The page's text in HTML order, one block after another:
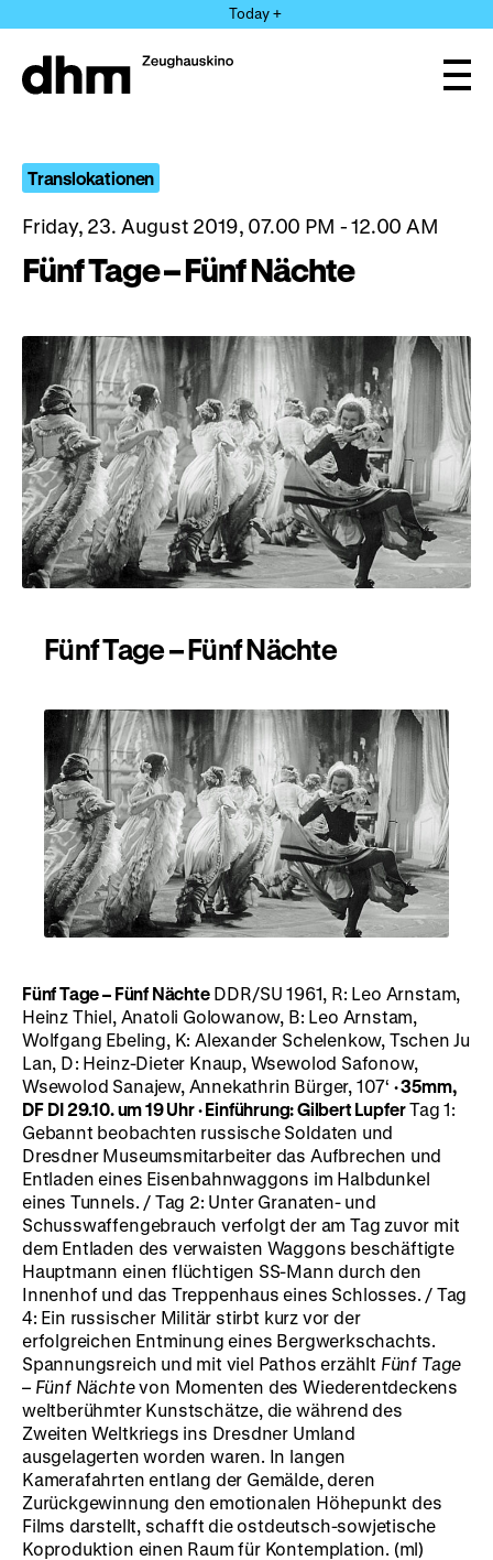
directly
the
Today +
Translokationen
Friday, 23. August 2019, 07.00 PM - 12.00 AM
Fünf Tage – Fünf Nächte
Fünf Tage – Fünf Nächte
Fünf Tage – Fünf NächteDDR/SU 1961, R: Leo Arnstam,
Heinz Thiel, Anatoli Golowanow, B: Leo Arnstam,
Wolfgang Ebeling, K: Alexander Schelenkow, Tschen Ju
Lan, D: Heinz-Dieter Knaup, Wsewolod Safonow,
Wsewolod Sanajew, Annekathrin Bürger, 107‘ · 35mm,
DF DI 29.10. um 19 Uhr·Einführung: Gilbert LupferTag 1:
Gebannt beobachten russische Soldaten und
Dresdner Museumsmitarbeiter das Aufbrechen und
Entladen eines Eisenbahnwaggons im Halbdunkel
eines Tunnels. / Tag 2: Unter Granaten- und
Schusswaffengebrauch verfolgt der am Tag zuvor mit
dem Entladen des verwaisten Waggons beschäftigte
Hauptmann einen flüchtigen SS-Mann durch den
Innenhof und das Treppenhaus eines Schlosses. / Tag
4: Ein russischer Militär stirbt kurz vor der
erfolgreichen Entminung eines Bergwerkschachts.
Spannungsreich und mit viel Pathos erzählt Fünf Tage
– Fünf Nächtevon Momenten des Wiederentdeckens
weltberühmter Kunstschätze, die während des
Zweiten Weltkriegs ins Dresdner Umland
ausgelagerten worden waren. In langen
Kamerafahrten entlang der Gemälde, deren
Zurückgewinnung den emotionalen Höhepunkt des
Films darstellt, schafft die ostdeutsch-sowjetische
Koproduktion einen Raum für Kontemplation. (ml)